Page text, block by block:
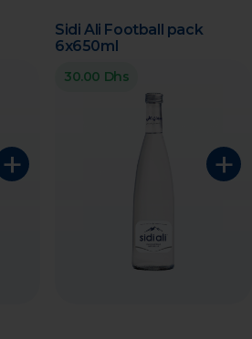
Sidi Ali Football pack
6x650ml
30.00 Dhs
+ +